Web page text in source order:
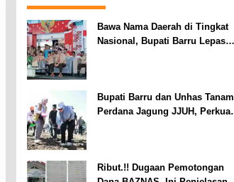
Bawa Nama Daerah di Tingkat
Nasional, Bupati Barru Lepas
Bupati Barru dan Unhas Tanam
Perdana Jagung JJUH, Perkuat
Ribut.!! Dugaan Pemotongan